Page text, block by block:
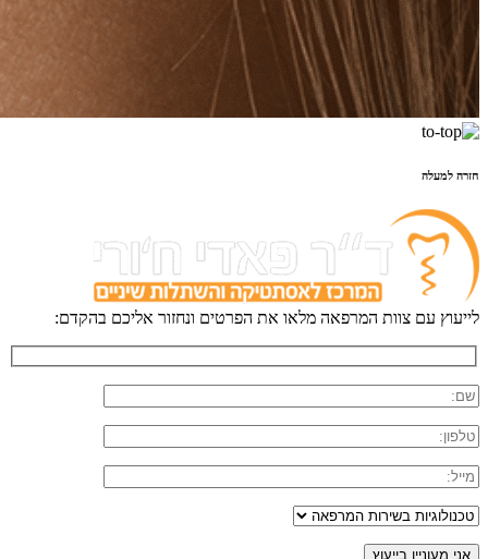
חזרה למעלה
לייעוץ עם צוות המרפאה מלאו את הפרטים ונחזור אליכם בהקדם: